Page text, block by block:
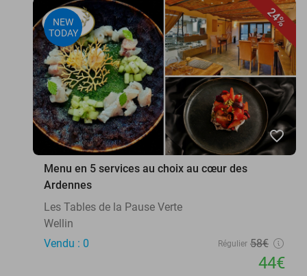
24%
NEW
TODAY
favorite_border
Menu en 5 services au choix au cœur des
Ardennes
Les Tables de la Pause Verte
Wellin
Vendu : 0
Régulier 58€
44€